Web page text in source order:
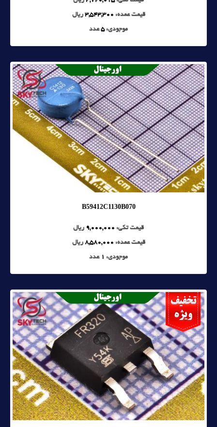
قیمت عمده: 3,543,300 ریال
موجودی:5عدد
B59412C1130B070
قیمت تکی: 9,000,000 ریال
قیمت عمده: 8,580,000 ریال
موجودی: 1 عدد